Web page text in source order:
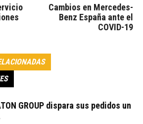
Cambios en Mercedes-
Benz España ante el
COVID-19
GROUP dispara sus pedidos un